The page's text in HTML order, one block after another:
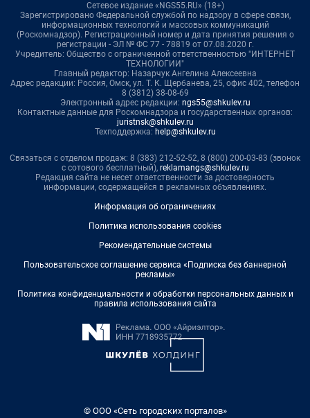
Сетевое издание «NGS55.RU» (18+)
Зарегистрировано Федеральной службой по надзору в сфере связи,
информационных технологий и массовых коммуникаций
(Роскомнадзор). Регистрационный номер и дата принятия решения о
регистрации - ЭЛ № ФС 77 - 78819 от 07.08.2020 г.
Учредитель: Общество с ограниченной ответственностью "ИНТЕРНЕТ
ТЕХНОЛОГИИ"
Главный редактор: Назарчук Ангелина Алексеевна
Адрес редакции: Россия, Омск, ул. Т. К. Щербанева, 25, офис 402, телефон
8 (3812) 38-08-69
Электронный адрес редакции: ngs55@shkulev.ru
Контактные данные для Роскомнадзора и государственных органов:
juristnsk@shkulev.ru
Техподдержка: help@shkulev.ru
Связаться с отделом продаж: 8 (383) 212-52-52, 8 (800) 200-03-83 (звонок
с сотового бесплатный), reklamangs@shkulev.ru
Редакция сайта не несет ответственности за достоверность
информации, содержащейся в рекламных объявлениях.
Информация об ограничениях
Политика использования cookies
Рекомендательные системы
Пользовательское соглашение сервиса «Подписка без баннерной
рекламы»
Политика конфиденциальности и обработки персональных данных и
правила использования сайта
© ООО «Сеть городских порталов»